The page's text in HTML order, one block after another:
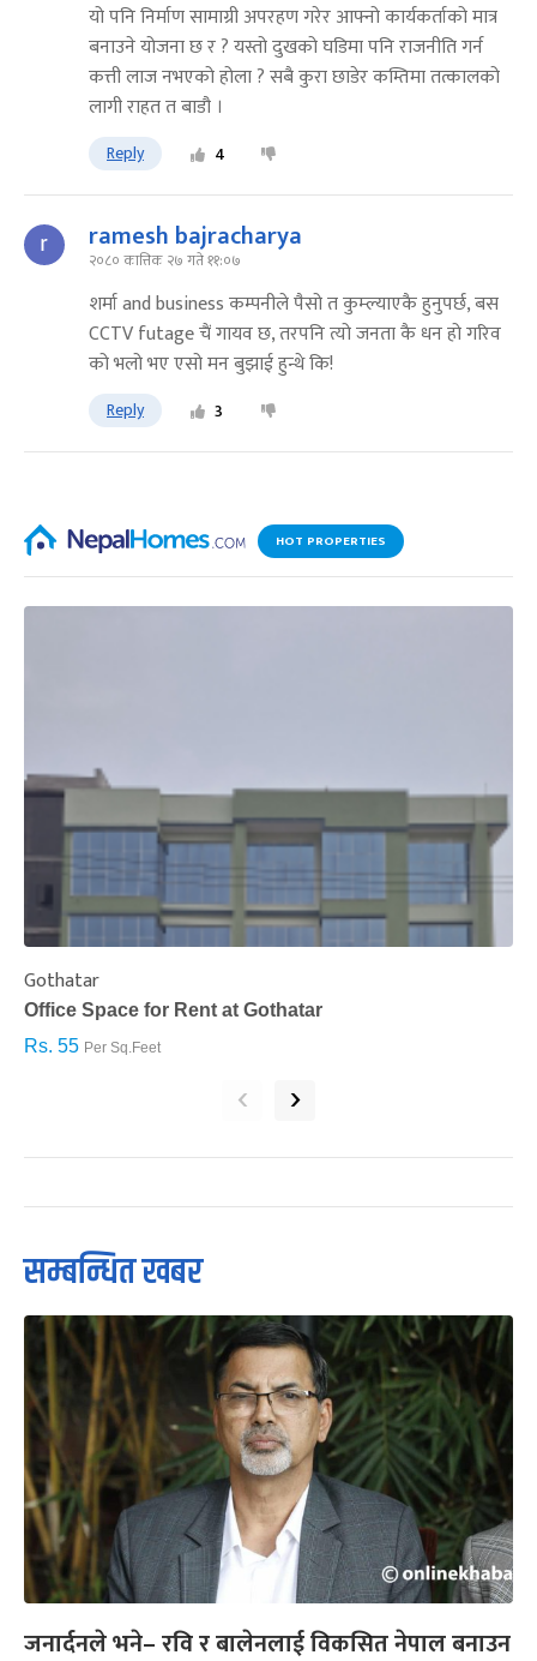
यो पनि निर्माण सामाग्री अपरहण गरेर आफ्नो कार्यकर्ताको मात्र
बनाउने योजना छ र ? यस्तो दुखको घडिमा पनि राजनीति गर्न
कत्ती लाज नभएको होला ? सबै कुरा छाडेर कम्तिमा तत्कालको
लागी राहत त बाडौ ।
Reply 4
ramesh bajracharya
२०८० कात्तिक २७ गते ११:०७
शर्मा and business कम्पनीले पैसो त कुम्ल्याएकै हुनुपर्छ, बस
CCTV futage चैं गायव छ, तरपनि त्यो जनता कै धन हो गरिव
को भलो भए एसो मन बुझाई हुन्थे कि!
Reply 3
HOT PROPERTIES
Gothatar
Office Space for Rent at Gothatar
Rs. 55 Per Sq.Feet
‹ ›
सम्बन्धित खबर
जनार्दनले भने– रवि र बालेनलाई विकसित नेपाल बनाउन